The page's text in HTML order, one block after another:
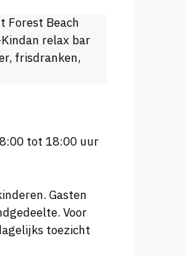
Forest Beach
relax bar
frisdranken,
tot 18:00 uur
Gasten
Voor
toezicht